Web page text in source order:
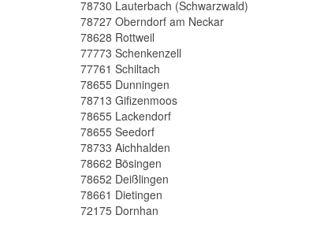
78730 Lauterbach (Schwarzwald)
78727 Oberndorf am Neckar
78628 Rottweil
77773 Schenkenzell
77761 Schiltach
78655 Dunningen
78713 Gifizenmoos
78655 Lackendorf
78655 Seedorf
78733 Aichhalden
78662 Bösingen
78652 Deißlingen
78661 Dietingen
72175 Dornhan